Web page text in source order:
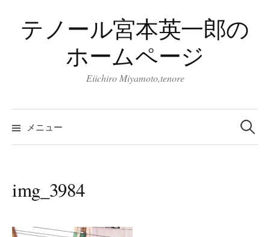
テノール宮本英一郎の
ホームページ
Eiichiro Miyamoto,tenore
メニュー
検
索:
img_3984